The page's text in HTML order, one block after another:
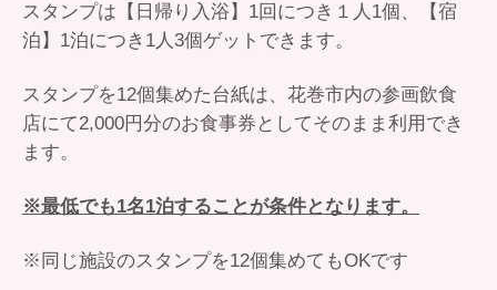
スタンプは【日帰り入浴】1回につき１人1個、【宿
泊】1泊につき1人3個ゲットできます。
スタンプを12個集めた台紙は、花巻市内の参画飲食
店にて2,000円分のお食事券としてそのまま利用でき
ます。
※最低でも1名1泊することが条件となります。
※同じ施設のスタンプを12個集めてもOKです